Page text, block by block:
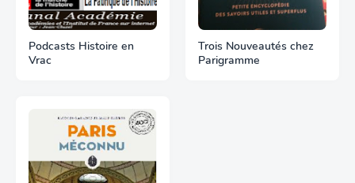
Podcasts Histoire en
Vrac
Trois Nouveautés chez
Parigramme